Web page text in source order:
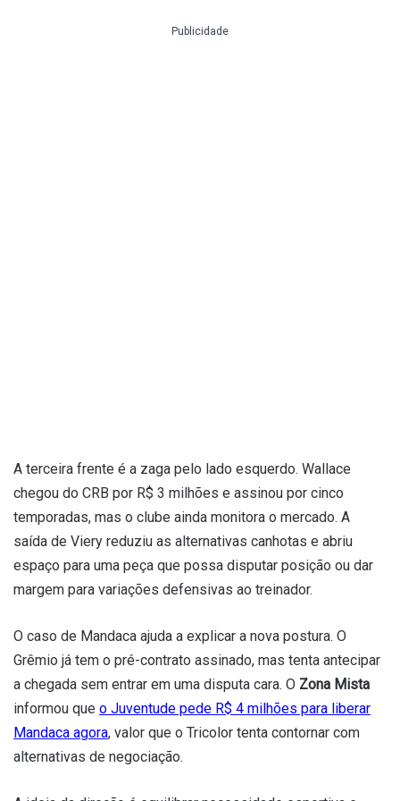
Publicidade
A terceira frente é a zaga pelo lado esquerdo. Wallace
chegou do CRB por R$ 3 milhões e assinou por cinco
temporadas, mas o clube ainda monitora o mercado. A
saída de Viery reduziu as alternativas canhotas e abriu
espaço para uma peça que possa disputar posição ou dar
margem para variações defensivas ao treinador.
O caso de Mandaca ajuda a explicar a nova postura. O
Grêmio já tem o pré-contrato assinado, mas tenta antecipar
a chegada sem entrar em uma disputa cara. O Zona Mista
informou que o Juventude pede R$ 4 milhões para liberar
Mandaca agora, valor que o Tricolor tenta contornar com
alternativas de negociação.